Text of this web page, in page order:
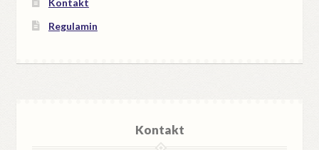
Kontakt
Regulamin
Kontakt